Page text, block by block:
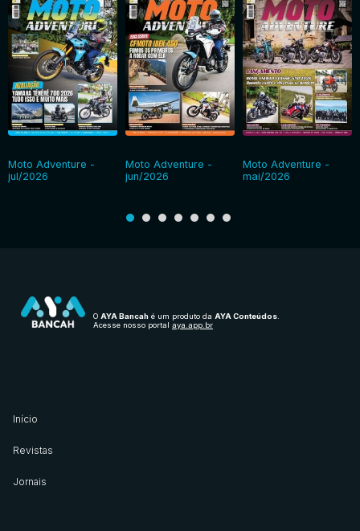
Moto Adventure -
jul/2026
Moto Adventure -
jun/2026
Moto Adventure -
mai/2026
O AYA Bancah é um produto da AYA Conteúdos.
Acesse nosso portal aya.app.br
Início
Revistas
Jornais